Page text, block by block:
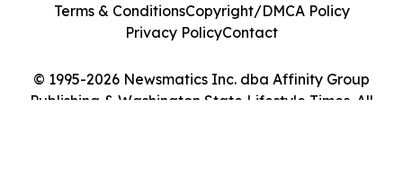
© 1995-2026 Newsmatics Inc. dba Affinity Group
Publishing & Washington State Lifestyle Times. All
Terms & ConditionsCopyright/DMCA Policy
Privacy PolicyContact